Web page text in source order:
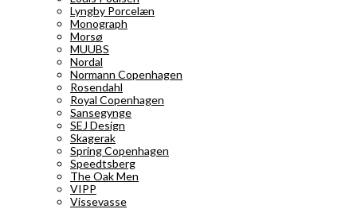
Lyngby Porcelæn
Monograph
Morsø
MUUBS
Nordal
Normann Copenhagen
Rosendahl
Royal Copenhagen
Sansegynge
SEJ Design
Skagerak
Spring Copenhagen
Speedtsberg
The Oak Men
VIPP
Vissevasse